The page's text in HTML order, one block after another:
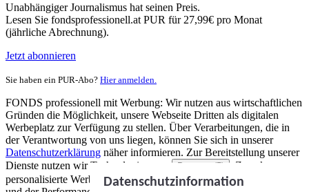
Unabhängiger Journalismus hat seinen Preis.
Lesen Sie fondsprofessionell.at PUR für 27,99€ pro Monat
(jährliche Abrechnung).
Jetzt abonnieren
Sie haben ein PUR-Abo? Hier anmelden.
FONDS professionell mit Werbung: Wir nutzen aus wirtschaftlichen
Gründen die Möglichkeit, unsere Webseite Dritten als digitalen
Werbeplatz zur Verfügung zu stellen. Über Verarbeitungen, die in
der Verantwortung von uns liegen, können Sie sich in unserer
Datenschutzerklärung näher informieren. Zur Bereitstellung unserer
Dienste nutzen wir Technologien von
Partnern (5)
. Zwecke:
personalisierte Werbung und Inhalte, Messung von Werbeleistung
Datenschutzinformation